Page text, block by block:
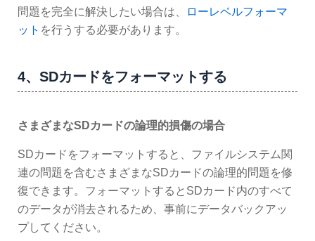
問題を完全に解決したい場合は、
ローレベルフォーマ
ット を行うする必要があります。
4、SDカードをフォーマットする
さまざまなSDカードの論理的損傷の場合
SDカードをフォーマットすると、ファイルシステム関
連の問題を含むさまざまなSDカードの論理的問題を修
復できます。フォーマットするとSDカード内のすべて
のデータが消去されるため、事前にデータバックアッ
プしてください。